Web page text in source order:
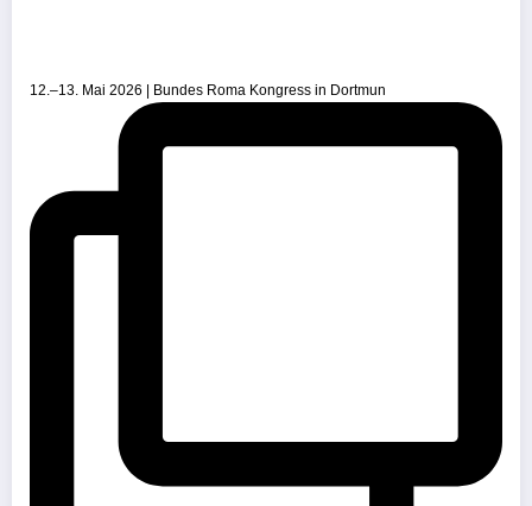
12.–13. Mai 2026 | Bundes Roma Kongress in Dortmun